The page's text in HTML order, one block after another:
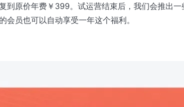
到原价年费￥399。试运营结束后，我们会推出一
会员也可以自动享受一年这个福利。